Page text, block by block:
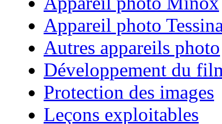
Appareil photo
Autres appareils photo
Développement du
Protection des images
Leçons exploitables